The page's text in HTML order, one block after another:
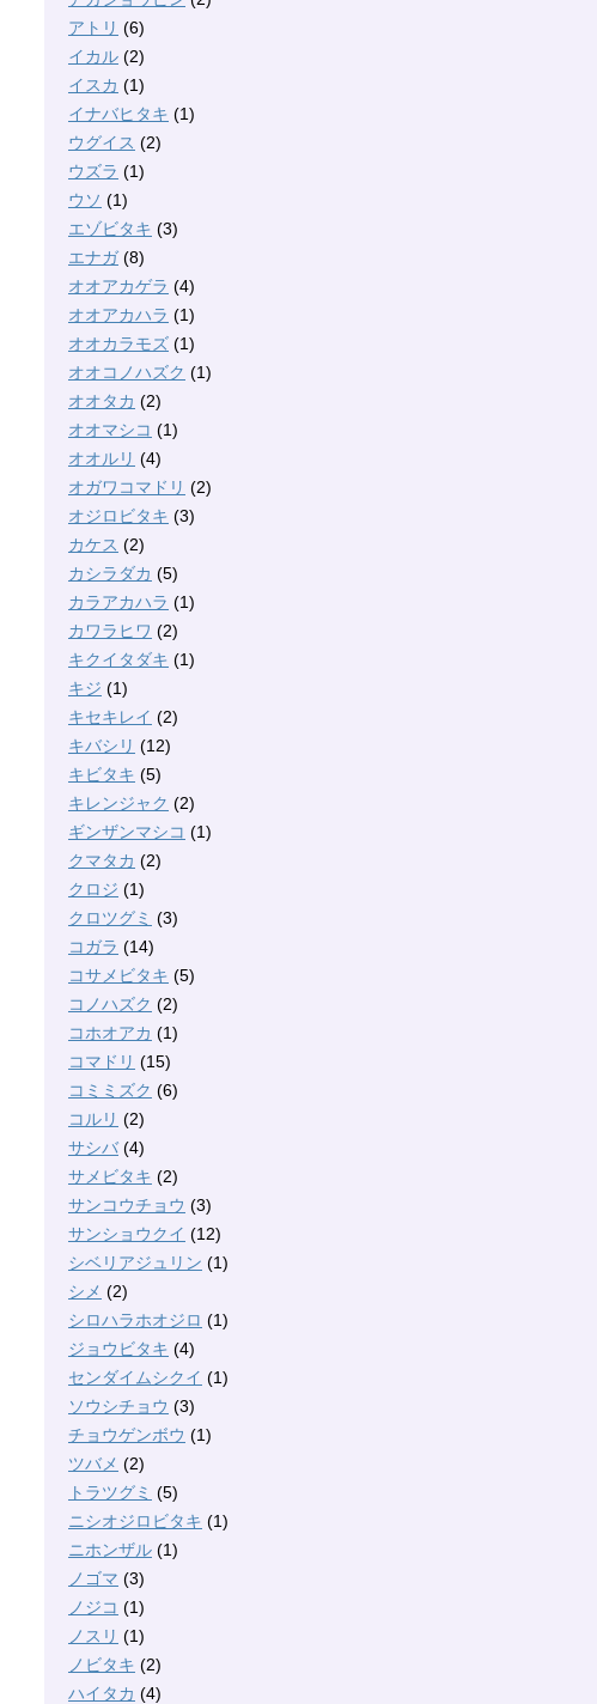
アトリ (6)
イカル (2)
イスカ (1)
イナバヒタキ (1)
ウグイス (2)
ウズラ (1)
ウソ (1)
エゾビタキ (3)
エナガ(8)
オオアカゲラ (4)
オオアカハラ (1)
オオカラモズ (1)
オオコノハズク (1)
オオタカ (2)
オオマシコ (1)
オオルリ (4)
オガワコマドリ (2)
オジロビタキ (3)
カケス (2)
カシラダカ (5)
カラアカハラ (1)
カワラヒワ (2)
キクイタダキ (1)
キジ (1)
キセキレイ (2)
キバシリ (12)
キビタキ (5)
キレンジャク (2)
ギンザンマシコ (1)
クマタカ (2)
クロジ (1)
クロツグミ (3)
コガラ (14)
コサメビタキ (5)
コノハズク (2)
コホオアカ (1)
コマドリ (15)
コミミズク (6)
コルリ (2)
サシバ(4)
サメビタキ (2)
サンコウチョウ (3)
サンショウクイ (12)
シベリアジュリン (1)
シメ (2)
シロハラホオジロ (1)
ジョウビタキ (4)
センダイムシクイ (1)
ソウシチョウ (3)
チョウゲンボウ (1)
ツバメ (2)
トラツグミ (5)
ニシオジロビタキ (1)
ニホンザル (1)
ノゴマ (3)
ノジコ (1)
ノスリ (1)
ノビタキ (2)
ハイタカ (4)